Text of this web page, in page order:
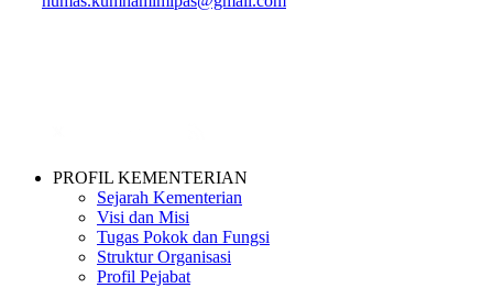
PROFIL KEMENTERIAN
Sejarah Kementerian
Visi dan Misi
Tugas Pokok dan Fungsi
Struktur Organisasi
Profil Pejabat